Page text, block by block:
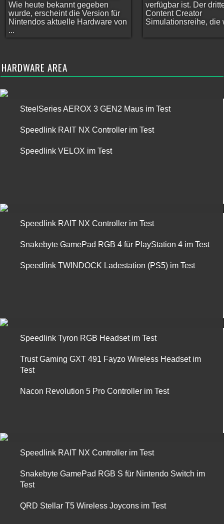
Wie heute bekannt gegeben
wurde, erscheint die Version für
Nintendos aktuelle Hardware von
...
verfügbar ist. Der
Content Creator
Simulationsreihe, die
HARDWARE AREA
SteelSeries AEROX 3 GEN2 Maus im Test
Speedlink RAIT NX Controller im Test
Speedlink VELOX im Test
Speedlink RAIT NX Controller im Test
Snakebyte GamePad RGB 4 für PlayStation 4 im Test
Speedlink TWINDOCK Ladestation (PS5) im Test
Speedlink Tyron RGB Headset im Test
Trust Gaming GXT 491 Fayzo Wireless Headset im
Test
Nacon Revolution 5 Pro Controller im Test
Speedlink RAIT NX Controller im Test
Snakebyte GamePad RGB S für Nintendo Switch im
Test
QRD Stellar T5 Wireless Joycons im Test